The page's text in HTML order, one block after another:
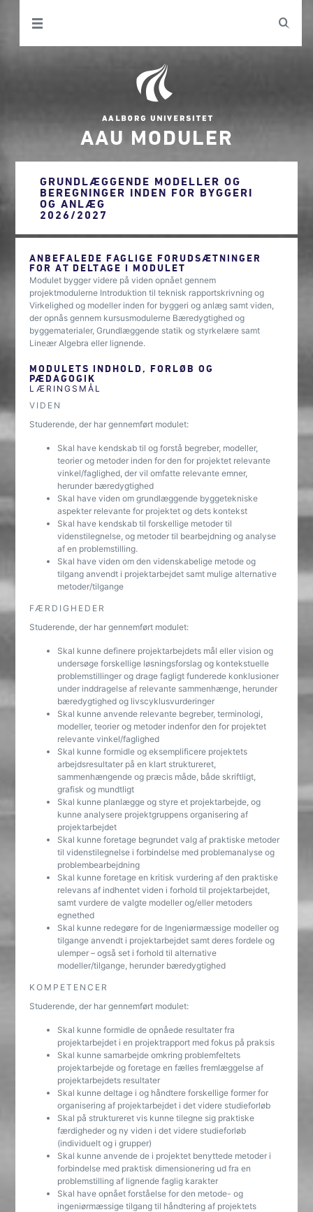
AAU MODULER
GRUNDLÆGGENDE MODELLER OG
BEREGNINGER INDEN FOR BYGGERI
OG ANLÆG
2026/2027
ANBEFALEDE FAGLIGE FORUDSÆTNINGER
FOR AT DELTAGE I MODULET
Modulet bygger videre på viden opnået gennem
projektmodulerne Introduktion til teknisk rapportskrivning og
Virkelighed og modeller inden for byggeri og anlæg samt viden,
der opnås gennem kursusmodulerne Bæredygtighed og
byggematerialer, Grundlæggende statik og styrkelære samt
Lineær Algebra eller lignende.
MODULETS INDHOLD, FORLØB OG
PÆDAGOGIK
LÆRINGSMÅL
VIDEN
Studerende, der har gennemført modulet:
Skal have kendskab til og forstå begreber, modeller,
teorier og metoder inden for den for projektet relevante
vinkel/faglighed, der vil omfatte relevante emner,
herunder bæredygtighed
Skal have viden om grundlæggende byggetekniske
aspekter relevante for projektet og dets kontekst
Skal have kendskab til forskellige metoder til
videnstilegnelse, og metoder til bearbejdning og analyse
af en problemstilling.
Skal have viden om den videnskabelige metode og
tilgang anvendt i projektarbejdet samt mulige alternative
metoder/tilgange
FÆRDIGHEDER
Studerende, der har gennemført modulet:
Skal kunne definere projektarbejdets mål eller vision og
undersøge forskellige løsningsforslag og kontekstuelle
problemstillinger og drage fagligt funderede konklusioner
under inddragelse af relevante sammenhænge, herunder
bæredygtighed og livscyklusvurderinger
Skal kunne anvende relevante begreber, terminologi,
modeller, teorier og metoder indenfor den for projektet
relevante vinkel/faglighed
Skal kunne formidle og eksemplificere projektets
arbejdsresultater på en klart struktureret,
sammenhængende og præcis måde, både skriftligt,
grafisk og mundtligt
Skal kunne planlægge og styre et projektarbejde, og
kunne analysere projektgruppens organisering af
projektarbejdet
Skal kunne foretage begrundet valg af praktiske metoder
til videnstilegnelse i forbindelse med problemanalyse og
problembearbejdning
Skal kunne foretage en kritisk vurdering af den praktiske
relevans af indhentet viden i forhold til projektarbejdet,
samt vurdere de valgte modeller og/eller metoders
egnethed
Skal kunne redegøre for de Ingeniørmæssige modeller og
tilgange anvendt i projektarbejdet samt deres fordele og
ulemper – også set i forhold til alternative
modeller/tilgange, herunder bæredygtighed
KOMPETENCER
Studerende, der har gennemført modulet:
Skal kunne formidle de opnåede resultater fra
projektarbejdet i en projektrapport med fokus på praksis
Skal kunne samarbejde omkring problemfeltets
projektarbejde og foretage en fælles fremlæggelse af
projektarbejdets resultater
Skal kunne deltage i og håndtere forskellige former for
organisering af projektarbejdet i det videre studieforløb
Skal på struktureret vis kunne tilegne sig praktiske
færdigheder og ny viden i det videre studieforløb
(individuelt og i grupper)
Skal kunne anvende de i projektet benyttede metoder i
forbindelse med praktisk dimensionering ud fra en
problemstilling af lignende faglig karakter
Skal have opnået forståelse for den metode- og
ingeniørmæssige tilgang til håndtering af projektets